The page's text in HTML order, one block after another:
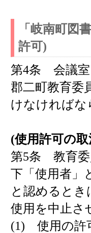
「岐南町図
許可)
第4条 会議室
郡二町教育委
けなければな
(使用許可の
第5条 教育委
下「使用者」
と認めると
使用を中止さ
(1) 使用の許